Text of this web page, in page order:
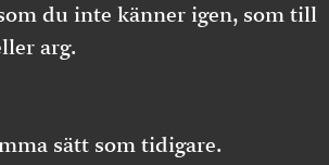
du inte känner igen, som till
arg.
sätt som tidigare.